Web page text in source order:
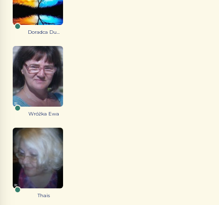
Doradca Du...
Wróżka Ewa
Thais